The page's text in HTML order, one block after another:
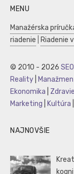
MENU
Manažérska
riadenie
Riadenie
© 2010 - 2026 SEO
Reality
Ekonomika
Zdravie
Marketing
Kultúra
NAJNOVŠIE